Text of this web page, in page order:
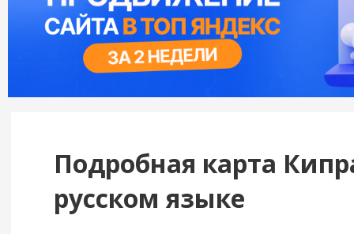
Подробная карта
русском языке